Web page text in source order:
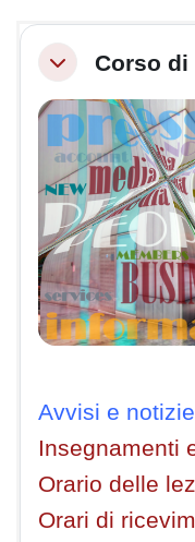
Schema
MinimizzaCorso di
Avvisi e
Insegnamenti
Orario delle
Orari di